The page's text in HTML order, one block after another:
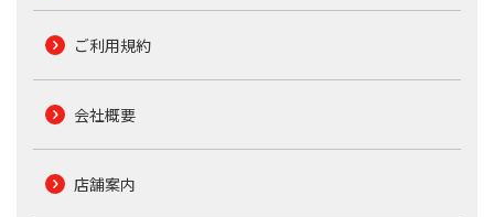
ご利用規約
会社概要
店舗案内